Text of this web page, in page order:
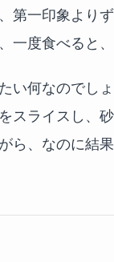
第一印象より
一度食べると
い何なのでし
スライスし、
ら、なのに結